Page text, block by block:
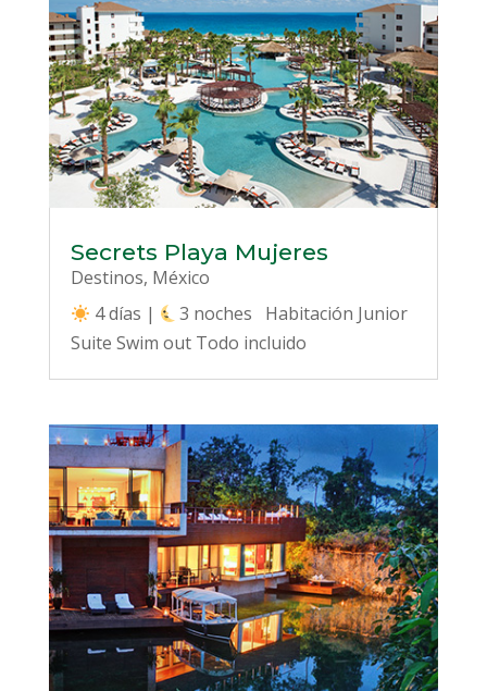
Secrets Playa Mujeres
Destinos, México
4 días |
3 noches Habitación Junior
Suite Swim out Todo incluido